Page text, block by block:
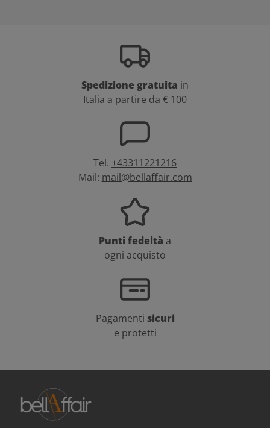
Spedizione gratuita in
Italia a partire da € 100
Tel. +43311221216
Mail: mail@bellaffair.com
Punti fedeltà a
ogni acquisto
Pagamenti sicuri
e protetti